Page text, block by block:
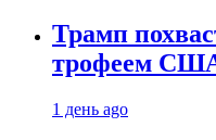
Трамп
трофеем
1 день ago